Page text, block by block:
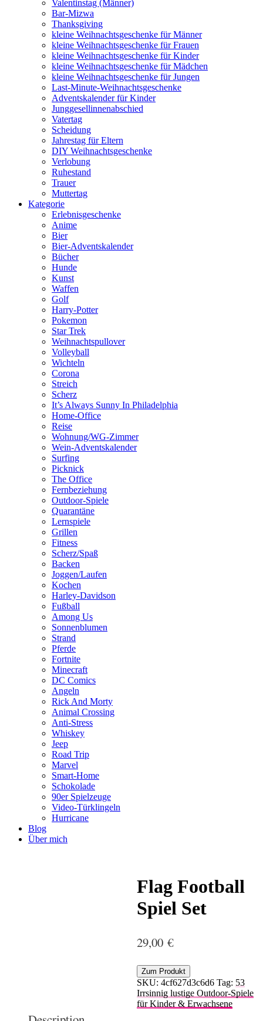
Valentinstag (Männer)
Bar-Mizwa
Thanksgiving
kleine Weihnachtsgeschenke für Männer
kleine Weihnachtsgeschenke für Frauen
kleine Weihnachtsgeschenke für Kinder
kleine Weihnachtsgeschenke für Mädchen
kleine Weihnachtsgeschenke für Jungen
Last-Minute-Weihnachtsgeschenke
Adventskalender für Kinder
Junggesellinnenabschied
Vatertag
Scheidung
Jahrestag für Eltern
DIY Weihnachtsgeschenke
Verlobung
Ruhestand
Trauer
Muttertag
Kategorie
Erlebnisgeschenke
Anime
Bier
Bier-Adventskalender
Bücher
Hunde
Kunst
Waffen
Golf
Harry-Potter
Pokemon
Star Trek
Weihnachtspullover
Volleyball
Wichteln
Corona
Streich
Scherz
It’s Always Sunny In Philadelphia
Home-Office
Reise
Wohnung/WG-Zimmer
Wein-Adventskalender
Surfing
Picknick
The Office
Fernbeziehung
Outdoor-Spiele
Quarantäne
Lernspiele
Grillen
Fitness
Scherz/Spaß
Backen
Joggen/Laufen
Kochen
Harley-Davidson
Fußball
Among Us
Sonnenblumen
Strand
Pferde
Fortnite
Minecraft
DC Comics
Angeln
Rick And Morty
Animal Crossing
Anti-Stress
Whiskey
Jeep
Road Trip
Marvel
Smart-Home
Schokolade
90er Spielzeuge
Video-Türklingeln
Hurricane
Blog
Über mich
Flag Football
Spiel Set
29,00 €
Zum Produkt
SKU: 4cf627d3c6d6 Tag: 53
Irrsinnig lustige Outdoor-Spiele
für Kinder & Erwachsene